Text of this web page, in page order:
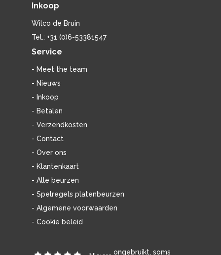
Inkoop
Wilco de Bruin
Tel.: +31 (0)6-53381547
Service
- Meet the team
- Nieuws
- Inkoop
- Betalen
- Verzendkosten
- Contact
- Over ons
- Klantenkaart
- Alle beurzen
- Spelregels platenbeurzen
- Algemene voorwaarden
- Cookie beleid
ongebruikt, soms